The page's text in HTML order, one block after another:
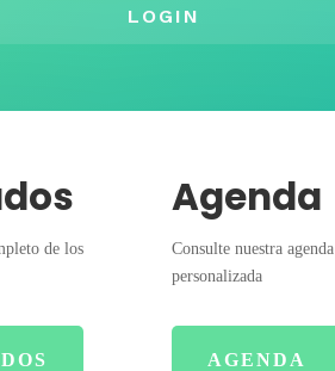
LOGIN
de los
Agenda
Consulte nuestra agenda
personalizada
AGENDA